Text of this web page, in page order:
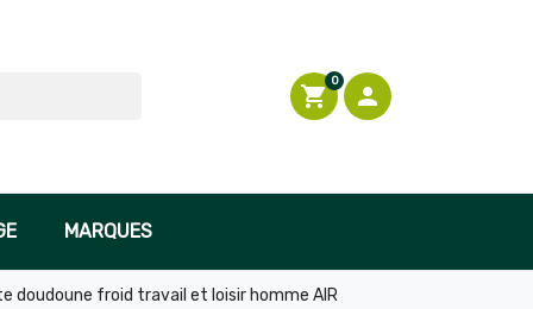
shopping_cart
0

Connexion
MARQUES
doudoune froid travail et loisir homme AIR